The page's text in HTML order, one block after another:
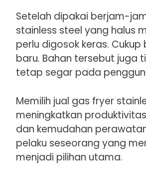
Setelah dipakai berjam-
stainless steel yang halus
perlu digosok keras.
baru. Bahan tersebut juga
tetap segar pada
Memilih jual gas fryer
meningkatkan
dan kemudahan
pelaku seseorang yang
menjadi pilihan utama.